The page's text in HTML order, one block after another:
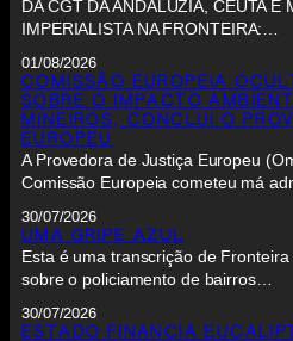
DA CGT DA ANDALUZIA, CEUTA E
IMPERIALISTA NA FRONTEIRA:…
01/08/2026
COMISSÃO EUROPEIA
SOBRE O IMPACTO
MINEIROS, CONCLUI O
EUROPEU
A Provedora de Justiça Europeu
Comissão Europeia cometeu má
30/07/2026
UMA GRIPE AZUL
Esta é uma transcrição de
sobre o policiamento de bairros…
30/07/2026
ESTADO FINANCIA